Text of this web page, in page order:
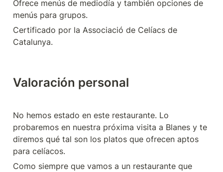
Ofrece menús de mediodía y también opciones de
menús para grupos.
Certificado por la Associació de Celíacs de
Catalunya.
Valoración personal
No hemos estado en este restaurante. Lo
probaremos en nuestra próxima visita a Blanes y te
diremos qué tal son los platos que ofrecen aptos
para celíacos.
Como siempre que vamos a un restaurante que